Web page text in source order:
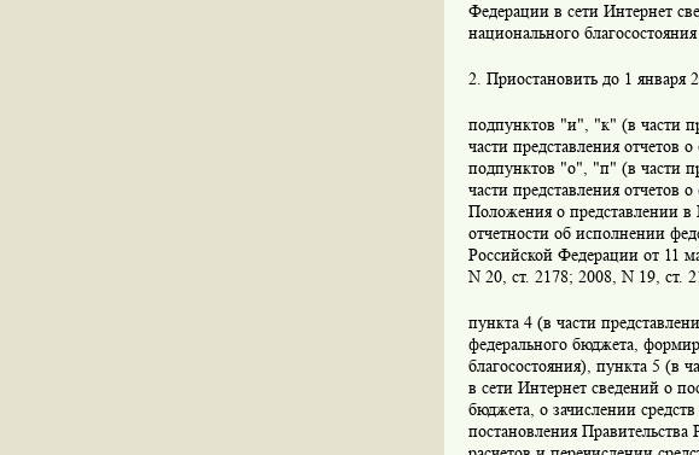
Федерации в сети Интернет
национального
2. Приостановить до 1 января
подпунктов "и", "к" (в части
части представления отчетов
подпунктов "о", "п" (в части
части представления отчетов
Положения о представлении в
отчетности об исполнении
Российской Федерации от 11
N 20, ст. 2178; 2008, N 19, ст.
пункта 4 (в части
федерального бюджета,
благосостояния), пункта 5 (в
в сети Интернет сведений о
бюджета, о зачислении
постановления